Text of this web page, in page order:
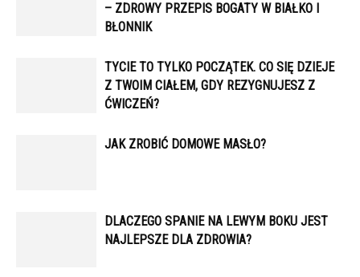
– ZDROWY PRZEPIS BOGATY W BIAŁKO I
BŁONNIK
TYCIE TO TYLKO POCZĄTEK. CO SIĘ DZIEJE
Z TWOIM CIAŁEM, GDY REZYGNUJESZ Z
ĆWICZEŃ?
JAK ZROBIĆ DOMOWE MASŁO?
DLACZEGO SPANIE NA LEWYM BOKU JEST
NAJLEPSZE DLA ZDROWIA?